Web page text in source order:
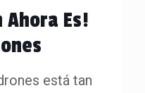
Ahora Es!
está tan